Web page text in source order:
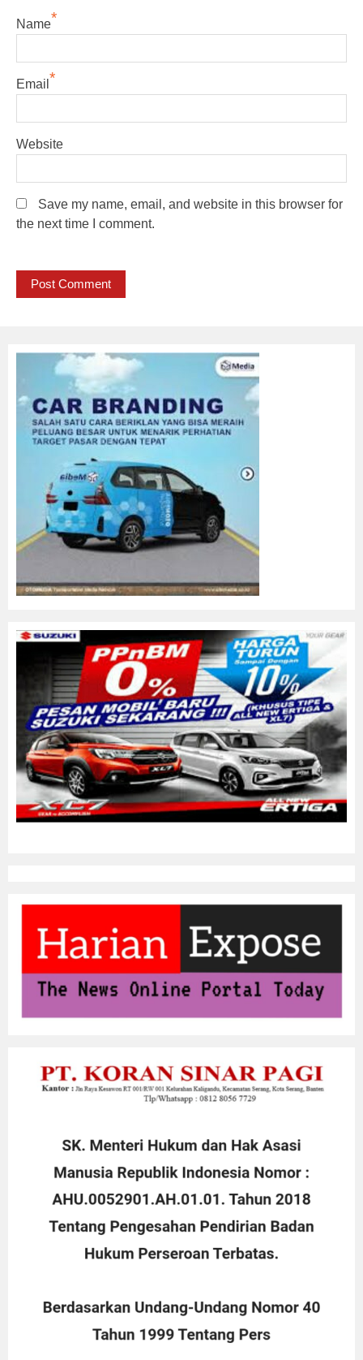
Name*
Email *
Website
Save my name, email, and website in this browser for
the next time I comment.